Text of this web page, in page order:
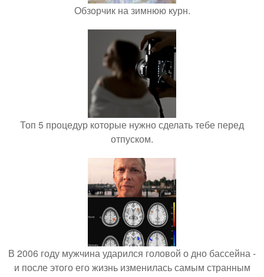
Обзорчик на зимнюю курн.
Топ 5 процедур которые нужно сделать тебе перед
отпуском.
В 2006 году мужчина ударился головой о дно бассейна -
и после этого его жизнь изменилась самым странным